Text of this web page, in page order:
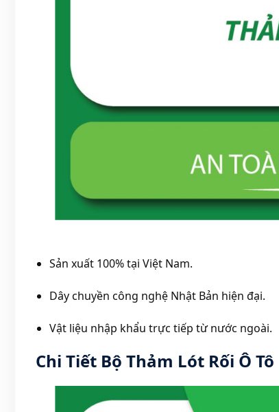
Sản xuất 100% tại Việt Nam.
Dây chuyền công nghệ Nhật Bản hiện đại.
Vật liệu nhập khẩu trực tiếp từ nước ngoài.
Chi Tiết Bộ Thảm Lót Rối Ô Tô